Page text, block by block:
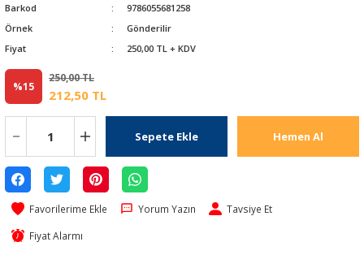
Barkod
9786055681258
Örnek
Gönderilir
Fiyat
250,00 TL + KDV
%15
250,00 TL
212,50 TL
Sepete Ekle Hemen Al
Yorum Yazın Tavsiye Et
Fiyat Alarmı